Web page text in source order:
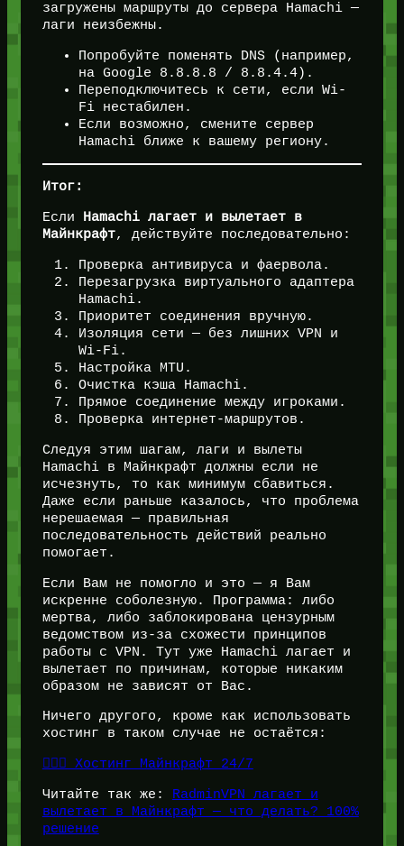
загружены маршруты до сервера Hamachi —
лаги неизбежны.
Попробуйте поменять DNS (например,
на Google 8.8.8.8 / 8.8.4.4).
Переподключитесь к сети, если Wi-
Fi нестабилен.
Если возможно, смените сервер
Hamachi ближе к вашему региону.
Итог:
Если
Hamachi лагает и вылетает в
Майнкрафт, действуйте последовательно:
Проверка антивируса и фаервола.
Перезагрузка виртуального адаптера
Hamachi.
Приоритет соединения вручную.
Изоляция сети — без лишних VPN и
Wi-Fi.
Настройка MTU.
Очистка кэша Hamachi.
Прямое соединение между игроками.
Проверка интернет-маршрутов.
Следуя этим шагам, лаги и вылеты
Hamachi в Майнкрафт должны если не
исчезнуть, то как минимум сбавиться.
Даже если раньше казалось, что проблема
нерешаемая — правильная
последовательность действий реально
помогает.
Если Вам не помогло и это — я Вам
искренне соболезную. Программа: либо
мертва, либо заблокирована цензурным
ведомством из-за схожести принципов
работы с VPN. Тут уже Hamachi лагает и
вылетает по причинам, которые никаким
образом не зависят от Вас.
Ничего другого, кроме как использовать
хостинг в таком случае не остаётся:
👉🏻🎁 Хостинг Майнкрафт 24/7
Читайте так же:
RadminVPN лагает и
вылетает в Майнкрафт — что делать? 100%
решение